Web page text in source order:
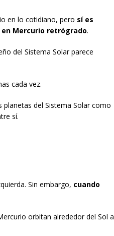
en lo cotidiano, pero sí es
Mercurio retrógrado.
del Sistema Solar parece
cada vez.
del Sistema Solar como
sí.
Sin embargo, cuando
orbitan alrededor del Sol a